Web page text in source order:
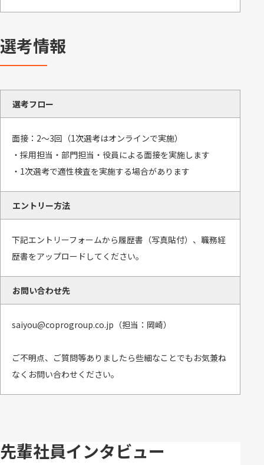
選考情報
選考フロー
面接：2～3回（1次選考はオンラインで実施）
・採用担当・部門担当・役員による面接を実施します
・1次選考で適性検査を実施する場合があります
エントリー方法
下記エントリーフォームから履歴書（写真貼付）、職務経
歴書をアップロードしてください。
お問い合わせ先
saiyou@coprogroup.co.jp（担当：岡崎）
ご不明点、ご質問等ありましたら些細なことでもお気兼ね
なくお問い合わせください。
先輩社員インタビュー